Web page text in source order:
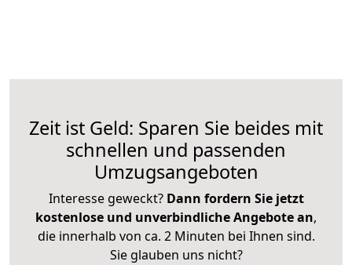
Zeit ist Geld: Sparen Sie beides mit
schnellen und passenden
Umzugsangeboten
Interesse geweckt? Dann fordern Sie jetzt
kostenlose und unverbindliche Angebote an,
die innerhalb von ca. 2 Minuten bei Ihnen sind.
Sie glauben uns nicht?